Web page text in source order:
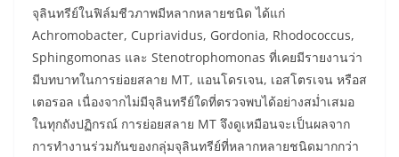
จุลินทรีย์ในฟิล์มชีวภาพมีหลากหลายชนิด ได้แก่
Achromobacter, Cupriavidus, Gordonia, Rhodococcus,
Sphingomonas และ Stenotrophomonas ที่เคยมีรายงานว่า
มีบทบาทในการย่อยสลาย MT, แอนโดรเจน, เอสโตรเจน หรือส
เตอรอล เนื่องจากไม่มีจุลินทรีย์ใดที่ตรวจพบได้อย่างสม่ำเสมอ
ในทุกถังปฏิกรณ์ การย่อยสลาย MT จึงดูเหมือนจะเป็นผลจาก
การทำงานร่วมกันของกลุ่มจุลินทรีย์ที่หลากหลายชนิดมากกว่า